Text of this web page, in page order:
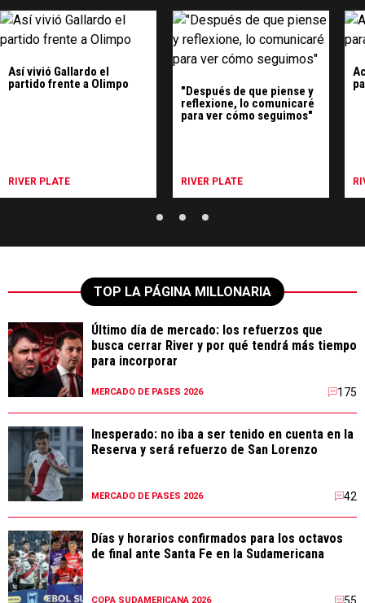
Así vivió Gallardo el
partido frente a Olimpo
RIVER PLATE
"Después de que piense y
reflexione, lo comunicaré
para ver cómo seguimos"
RIVER PLATE
TOP LA PÁGINA MILLONARIA
Último día de mercado: los refuerzos que
busca cerrar River y por qué tendrá más tiempo
para incorporar
MERCADO DE PASES 2026 175
Inesperado: no iba a ser tenido en cuenta en la
Reserva y será refuerzo de San Lorenzo
MERCADO DE PASES 2026 42
Días y horarios confirmados para los octavos
de final ante Santa Fe en la Sudamericana
COPA SUDAMERICANA 2026 55